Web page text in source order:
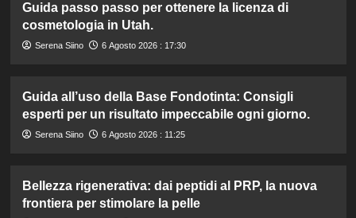
Guida passo passo per ottenere la licenza di
cosmetologia in Utah.
Serena Siino 6 Agosto 2026 : 17:30
Guida all’uso della Base Fondotinta: Consigli
esperti per un risultato impeccabile ogni giorno.
Serena Siino 6 Agosto 2026 : 11:25
Bellezza rigenerativa: dai peptidi al PRP, la nuova
frontiera per stimolare la pelle